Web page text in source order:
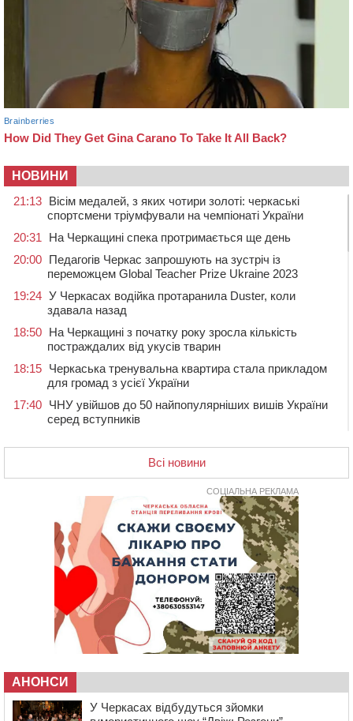
НОВИНИ
21:13 Вісім медалей, з яких чотири золоті: черкаські
спортсмени тріумфували на чемпіонаті України
20:31
На Черкащині спека протримається ще день
20:00 Педагогів Черкас запрошують на зустріч із
переможцем Global Teacher Prize Ukraine 2023
19:24 У Черкасах водійка протаранила Duster, коли
здавала назад
18:50 На Черкащині з початку року зросла кількість
постраждалих від укусів тварин
18:15 Черкаська тренувальна квартира стала прикладом
для громад з усієї України
17:40 ЧНУ увійшов до 50 найпопулярніших вишів України
серед вступників
контейнерний майданчик
16:32
Без розтину грудної клітки: у Черкасах 75-річній
пацієнтці замінили аортальний клапан
У Черкаському онкоцентрі встановили сонячну
електростанцію за понад пів мільйона гривень
У Київській області прощаються з полеглим на
фронті жителем Монастирищини
У Черкасах містяни через нову скляну зупинку і
вирізані дерева потерпають від спеки: Бондаренко
обіцяє масштабне озеленення
Провокував конфлікт і зачинився в автівці: у ТЦК
чоловіка у Тальному
13:55
У Тальному працівники ТЦК вибили вікно і
Всі новини
СОЦІАЛЬНА РЕКЛАМА
АНОНСИ
У Черкасах відбудуться зйомки